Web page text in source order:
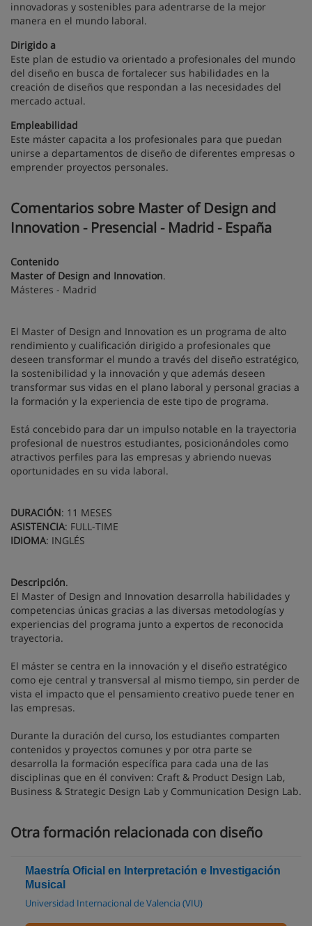
innovadoras y sostenibles para adentrarse de la mejor
manera en el mundo laboral.
Dirigido a
Este plan de estudio va orientado a profesionales del mundo
del diseño en busca de fortalecer sus habilidades en la
creación de diseños que respondan a las necesidades del
mercado actual.
Empleabilidad
Este máster capacita a los profesionales para que puedan
unirse a departamentos de diseño de diferentes empresas o
emprender proyectos personales.
Comentarios sobre Master of Design and
Innovation - Presencial - Madrid - España
Contenido
Master of Design and Innovation.
Másteres - Madrid
El Master of Design and Innovation es un programa de alto
rendimiento y cualificación dirigido a profesionales que
deseen transformar el mundo a través del diseño estratégico,
la sostenibilidad y la innovación y que además deseen
transformar sus vidas en el plano laboral y personal gracias a
la formación y la experiencia de este tipo de programa.
Está concebido para dar un impulso notable en la trayectoria
profesional de nuestros estudiantes, posicionándoles como
atractivos perfiles para las empresas y abriendo nuevas
oportunidades en su vida laboral.
DURACIÓN: 11 MESES
ASISTENCIA: FULL-TIME
IDIOMA: INGLÉS
Descripción.
El Master of Design and Innovation desarrolla habilidades y
competencias únicas gracias a las diversas metodologías y
experiencias del programa junto a expertos de reconocida
trayectoria.
El máster se centra en la innovación y el diseño estratégico
como eje central y transversal al mismo tiempo, sin perder de
vista el impacto que el pensamiento creativo puede tener en
las empresas.
Durante la duración del curso, los estudiantes comparten
contenidos y proyectos comunes y por otra parte se
desarrolla la formación específica para cada una de las
disciplinas que en él conviven: Craft & Product Design Lab,
Business & Strategic Design Lab y Communication Design Lab.
Otra formación relacionada con diseño
Maestría Oficial en Interpretación e Investigación
Musical
Universidad Internacional de Valencia (VIU)